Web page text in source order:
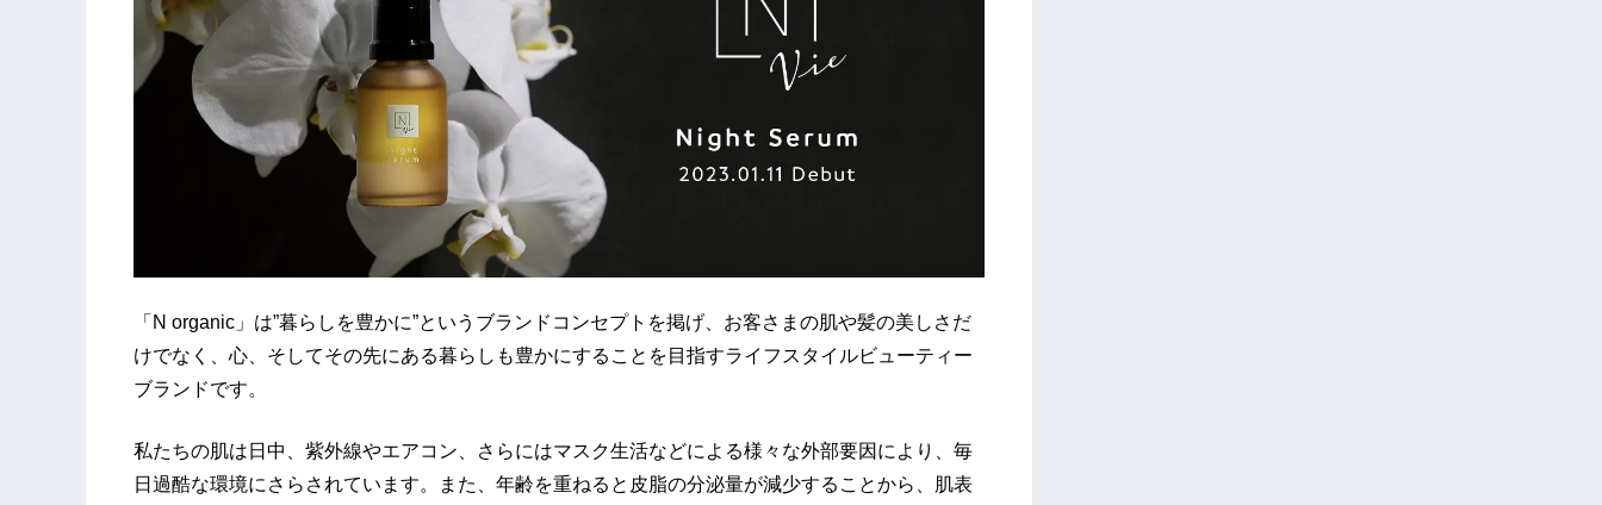
「N organic」は”暮らしを豊かに”というブランドコンセプトを掲げ、お客さまの肌や髪の美しさだ
けでなく、心、そしてその先にある暮らしも豊かにすることを目指すライフスタイルビューティー
ブランドです。
私たちの肌は日中、紫外線やエアコン、さらにはマスク生活などによる様々な外部要因により、毎
日過酷な環境にさらされています。また、年齢を重ねると皮脂の分泌量が減少することから、肌表